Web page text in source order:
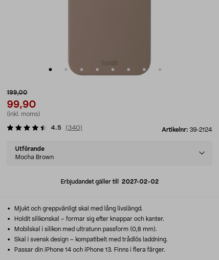
199,00
99,90
(inkl. moms)
Artikelnr: 39-2124
4.5 (340)
Select
variant
Utförande
Mocha Brown
Erbjudandet gäller till 2027-02-02
Mjukt och greppvänligt skal med lång livslängd.
Holdit silikonskal – formar sig efter knappar och kanter.
Mobilskal i silikon med ultratunn passform (0,8 mm).
Skal i svensk design – kompatibelt med trådlös laddning.
Passar din iPhone 14 och iPhone 13. Finns i flera färger.